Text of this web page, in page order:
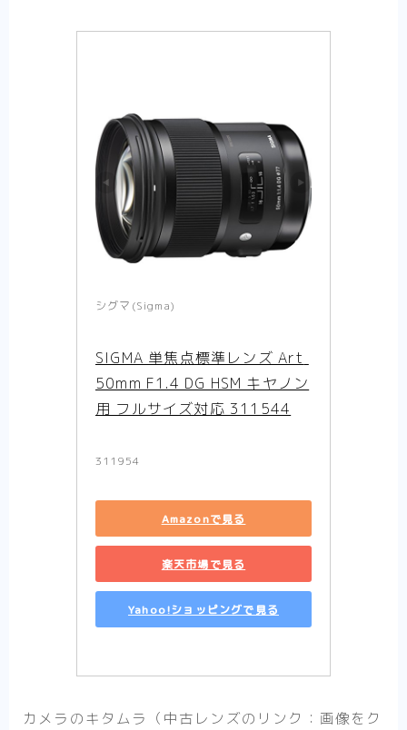
シグマ(Sigma)
SIGMA 単焦点標準レンズ Art
50mm F1.4 DG HSM キヤノン
用 フルサイズ対応 311544
311954
Amazonで見る
楽天市場で見る
Yahoo!ショッピングで見る
カメラのキタムラ（中古レンズのリンク：画像をク